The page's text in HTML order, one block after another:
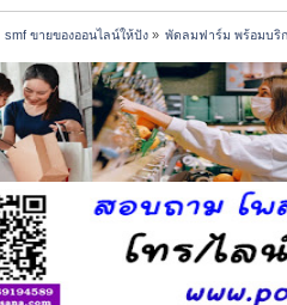
smf ขายของออนไลน์ให้ปัง» พัดลมฟาร์ม พร้อมบริก